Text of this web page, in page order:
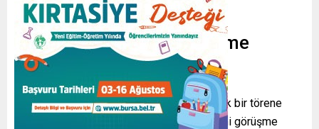
Resmi Program ve Görüşme
Konuları
Başkan Trump, Çin lideri Şi Cinping ile büyük bir törene
katılacak ve ardından Pekin’de bir dizi resmi görüşme